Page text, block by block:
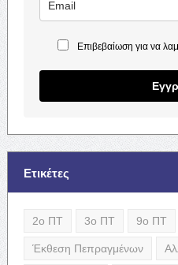
Επιβεβαίωση για να
Ετικέτες
2ο ΠΤ 3ο ΠΤ 9ο ΠΤ
Έκθεση Πεπραγμένων